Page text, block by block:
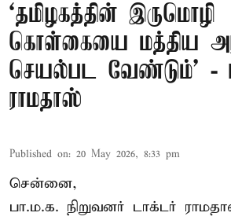
‘தமிழகத்தின் இருமொழி
கொள்கையை மத்திய
செயல்பட வேண்டும்’ -
ராமதாஸ்
Published on: 20 May 2026, 8:33 pm
சென்னை,
பா.ம.க. நிறுவனர் டாக்டர்